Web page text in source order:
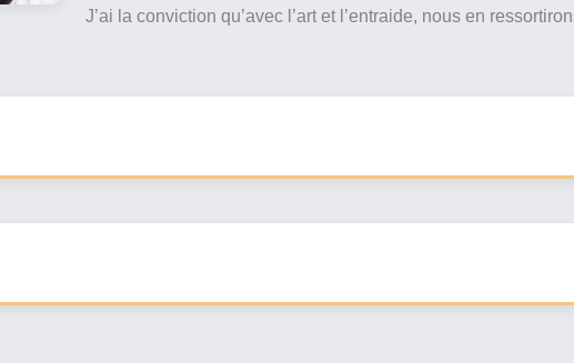
J’ai la conviction qu’avec l’art et l’entraide, nous en